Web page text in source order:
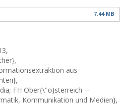
7.44 MB
aus
FH Ober{\"o}sterreich --
Kommunikation und Medien},